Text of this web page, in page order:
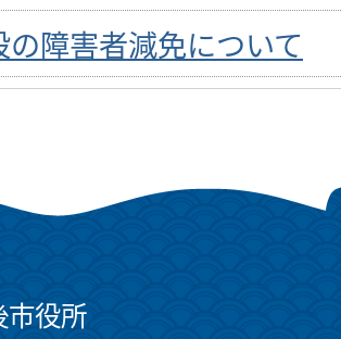
障害者減免について
市役所